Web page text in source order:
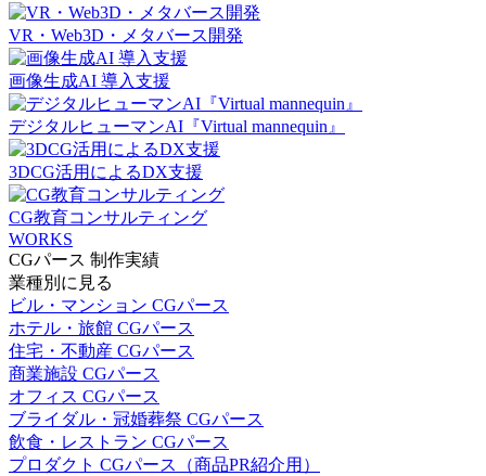
VR・Web3D・メタバース開発
画像生成AI 導入支援
デジタルヒューマンAI『Virtual mannequin』
3DCG活用によるDX支援
CG教育コンサルティング
WORKS
CGパース 制作実績
業種別に見る
ビル・マンション CGパース
ホテル・旅館 CGパース
住宅・不動産 CGパース
商業施設 CGパース
オフィス CGパース
ブライダル・冠婚葬祭 CGパース
飲食・レストラン CGパース
プロダクト CGパース（商品PR紹介用）